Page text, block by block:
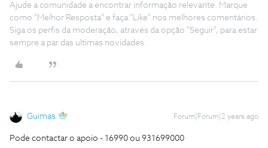
Ajude a comunidade a encontrar informação relevante. Marque
como "Melhor Resposta" e faça "Like" nos melhores comentários.
Siga os perfis da moderação, através da opção "Seguir", para estar
sempre a par das ultimas novidades.
Guimas Forum|Forum|2 years ago
Pode contactar o apoio - 16990 ou 931699000